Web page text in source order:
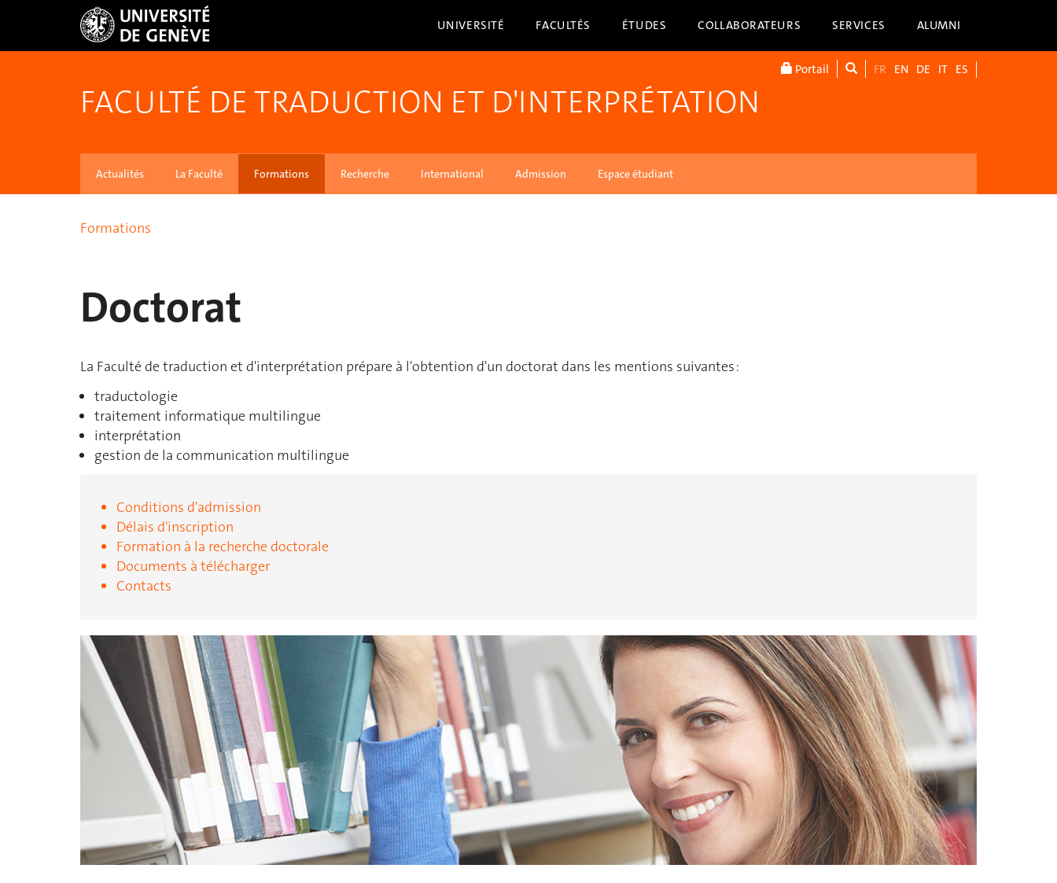
UNIVERSITÉ FACULTÉS ÉTUDES COLLABORATEURS SERVICES ALUMNI
Portail FR EN DE IT ES
FACULTÉ DE TRADUCTION ET D'INTERPRÉTATION
Actualités La Faculté Formations Recherche International Admission Espace étudiant
Formations
Doctorat
La Faculté de traduction et d'interprétation prépare à l'obtention d'un doctorat dans les mentions suivantes :
traductologie
traitement informatique multilingue
interprétation
gestion de la communication multilingue
Conditions d'admission
Délais d'inscription
Formation à la recherche doctorale
Documents à télécharger
Contacts